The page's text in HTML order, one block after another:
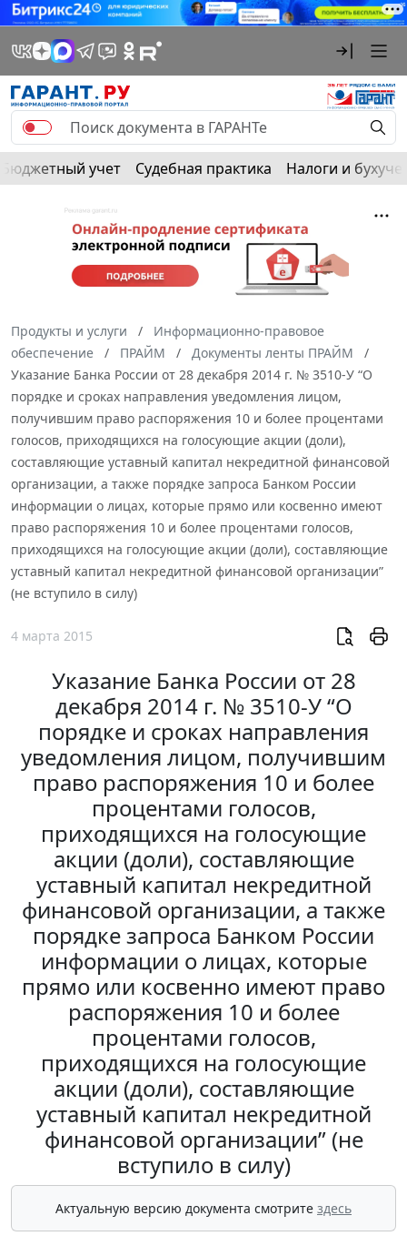
Бюджетный учет Судебная практика Налоги и
Продукты и услуги
Информационно-правовое
обеспечение
ПРАЙМ
Документы ленты ПРАЙМ
Указание Банка России от 28 декабря 2014 г. № 3510-У “О
порядке и сроках направления уведомления лицом,
получившим право распоряжения 10 и более процентами
голосов, приходящихся на голосующие акции (доли),
составляющие уставный капитал некредитной финансовой
организации, а также порядке запроса Банком России
информации о лицах, которые прямо или косвенно имеют
право распоряжения 10 и более процентами голосов,
приходящихся на голосующие акции (доли), составляющие
уставный капитал некредитной финансовой организации”
(не вступило в силу)
4 марта 2015
Указание Банка России от 28
декабря 2014 г. № 3510-У “О
порядке и сроках направления
уведомления лицом, получившим
право распоряжения 10 и более
процентами голосов,
приходящихся на голосующие
акции (доли), составляющие
уставный капитал некредитной
финансовой организации, а также
порядке запроса Банком России
информации о лицах, которые
прямо или косвенно имеют право
распоряжения 10 и более
процентами голосов,
приходящихся на голосующие
акции (доли), составляющие
уставный капитал некредитной
финансовой организации” (не
вступило в силу)
Актуальную версию документа смотрите здесь